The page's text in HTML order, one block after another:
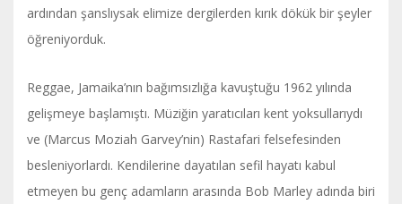
ardından şanslıysak elimize dergilerden kırık dökük bir şeyler
öğreniyorduk.
Reggae, Jamaika’nın bağımsızlığa kavuştuğu 1962 yılında
gelişmeye başlamıştı. Müziğin yaratıcıları kent yoksullarıydı
ve (Marcus Moziah Garvey’nin) Rastafari felsefesinden
besleniyorlardı. Kendilerine dayatılan sefil hayatı kabul
etmeyen bu genç adamların arasında Bob Marley adında biri